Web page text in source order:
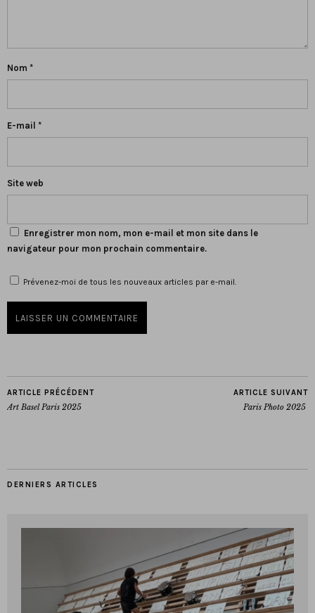
Nom *
E-mail *
Site web
Enregistrer mon nom, mon e-mail et mon site dans le
navigateur pour mon prochain commentaire.
Prévenez-moi de tous les nouveaux articles par e-mail.
ARTICLE PRÉCÉDENT
Art Basel Paris 2025
ARTICLE SUIVANT
Paris Photo 2025
DERNIERS ARTICLES